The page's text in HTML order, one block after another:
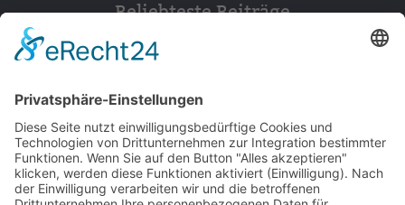
Beliebteste Beiträge